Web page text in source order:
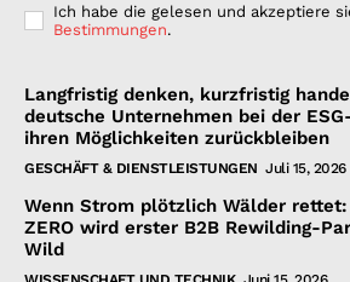
Ich habe die gelesen und akzeptiere
Bestimmungen.
Langfristig denken, kurzfristig
deutsche Unternehmen bei der
ihren Möglichkeiten zurückbleiben
GESCHÄFT & DIENSTLEISTUNGEN Juli 15, 2026
Wenn Strom plötzlich Wälder rettet:
ZERO wird erster B2B Rewilding-
Wild